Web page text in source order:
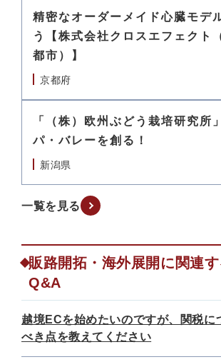
精密なオーダーメイド心臓モデ
う【株式会社クロスエフェクト
都市）】
京都府
「（株）欧州ぶどう栽培研究所
パ・バレーを創る！
新潟県
一覧を見る
販路開拓・海外展開に関連
Q&A
越境ECを始めたいのですが、関税に
べき点を教えてください